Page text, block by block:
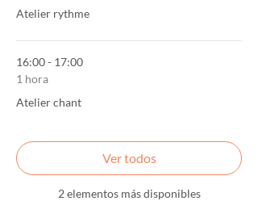
Atelier rythme
16:00 - 17:00
1 hora
Atelier chant
2 elementos más disponibles
Ver todos